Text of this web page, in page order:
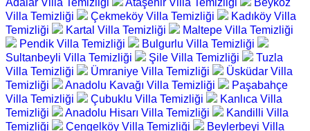
Adalar Villa Temizliği Ataşehir Villa Temizliği
Beykoz
Villa Temizliği
Çekmeköy Villa Temizliği
Kadıköy Villa
Temizliği
Kartal Villa Temizliği
Maltepe Villa Temizliği
Pendik Villa Temizliği
Bulgurlu Villa Temizliği
Sultanbeyli Villa Temizliği
Şile Villa Temizliği
Tuzla
Villa Temizliği
Ümraniye Villa Temizliği
Üsküdar Villa
Temizliği
Anadolu Kavağı Villa Temizliği
Paşabahçe
Villa Temizliği
Çubuklu Villa Temizliği
Kanlıca Villa
Temizliği
Anadolu Hisarı Villa Temizliği
Kandilli Villa
Temizliği
Çengelköy Villa Temizliği
Beylerbeyi Villa